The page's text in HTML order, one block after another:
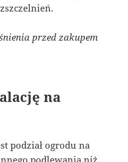
przed zakupem
na
podział ogrodu na
podlewania niż